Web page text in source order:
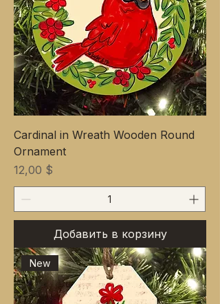
Cardinal in Wreath Wooden Round
Ornament
Цена
12,00 $
Добавить в корзину
New